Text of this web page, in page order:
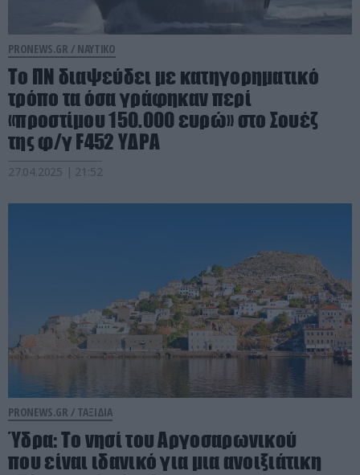
PRONEWS.GR / ΝΑΥΤΙΚΟ
Το ΠΝ διαψεύδει με κατηγορηματικό
τρόπο τα όσα γράφηκαν περί
«προστίμου 150.000 ευρώ» στο Σουέζ
της φ/γ F452 ΥΔΡΑ
27.04.2025 | 21:52
PRONEWS.GR / ΤΑΞΙΔΙΑ
Ύδρα: Το νησί του Αργοσαρωνικού
που είναι ιδανικό για μια ανοιξιάτικη